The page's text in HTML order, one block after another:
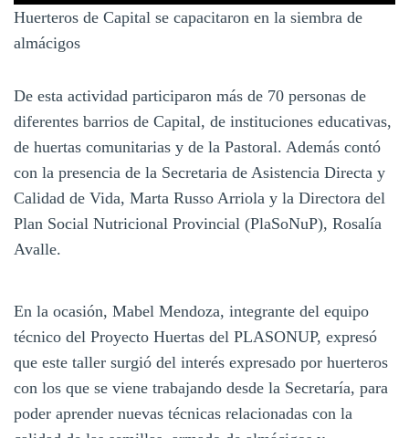
Huerteros de Capital se capacitaron en la siembra de
almácigos
De esta actividad participaron más de 70 personas de
diferentes barrios de Capital, de instituciones educativas,
de huertas comunitarias y de la Pastoral. Además contó
con la presencia de la Secretaria de Asistencia Directa y
Calidad de Vida, Marta Russo Arriola y la Directora del
Plan Social Nutricional Provincial (PlaSoNuP), Rosalía
Avalle.
En la ocasión, Mabel Mendoza, integrante del equipo
técnico del Proyecto Huertas del PLASONUP, expresó
que este taller surgió del interés expresado por huerteros
con los que se viene trabajando desde la Secretaría, para
poder aprender nuevas técnicas relacionadas con la